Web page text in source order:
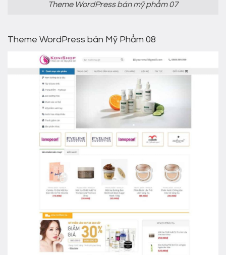
Theme WordPress bán mỹ phẩm 07
Theme WordPress bán Mỹ Phẩm 08